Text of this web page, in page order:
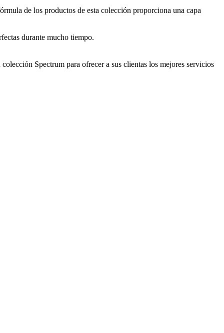
de los productos de esta colección proporciona una capa
durante mucho tiempo.
Spectrum para ofrecer a sus clientas los mejores servicios